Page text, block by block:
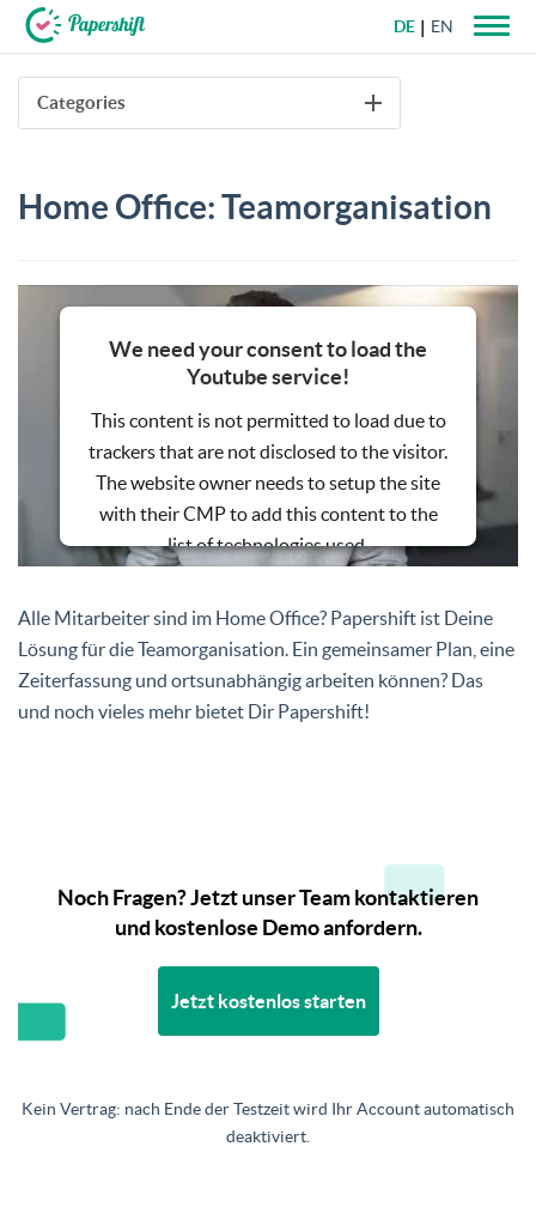
+49 721 50 95 79 69
DE EN
Categories
Home Office: Teamorganisation
We need your consent to load the
Youtube service!
This content is not permitted to load due to
trackers that are not disclosed to the visitor.
The website owner needs to setup the site
with their CMP to add this content to the
list of technologies used.
Powered byUsercentrics Consent
Alle Mitarbeiter sind im Home Office? Papershift ist Deine
Lösung für die Teamorganisation. Ein gemeinsamer Plan, eine
Zeiterfassung und ortsunabhängig arbeiten können? Das
und noch vieles mehr bietet Dir Papershift!
Noch Fragen? Jetzt unser Team kontaktieren
und kostenlose Demo anfordern.
Jetzt kostenlos starten
Kein Vertrag: nach Ende der Testzeit wird Ihr Account automatisch
deaktiviert.